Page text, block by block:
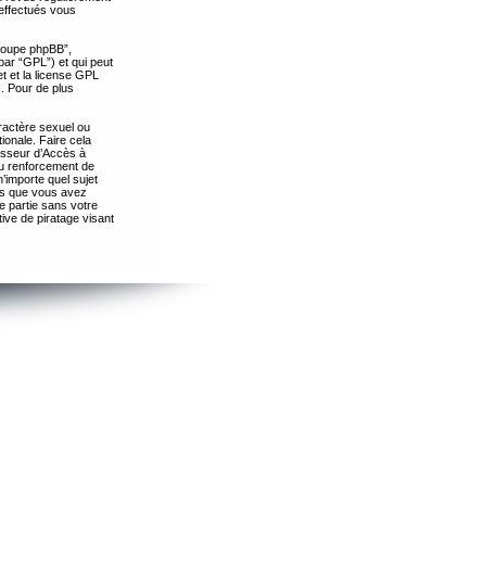
vous
phpBB”,
“GPL”) et qui peut
et la license GPL
Pour de plus
sexuel ou
Faire cela
d’Accès à
renforcement de
quel sujet
que vous avez
partie sans votre
de piratage visant